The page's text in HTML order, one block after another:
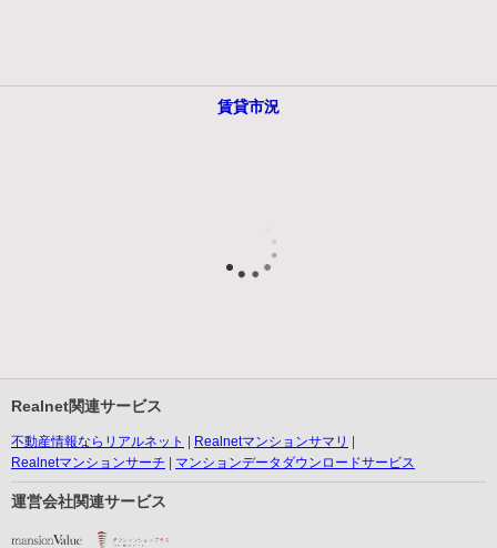
賃貸市況
Realnet関連サービス
不動産情報ならリアルネット
Realnetマンションサマリ
Realnetマンションサーチ
マンションデータダウンロードサービス
運営会社関連サービス